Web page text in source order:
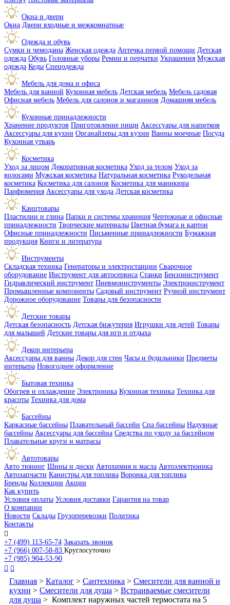
Окна и двери
Окна Двери входные и межкомнатные
Одежда и обувь
Сумки и чемоданы Женская одежда Аптечка первой помощи Детская
одежда Обувь Головные уборы Ремни и перчатки Украшения Мужская
одежда Кеды Спецодежда
Мебель для дома и офиса
Мебель для ванной Кухонная мебель Детская мебель Мебель садовая
Офисная мебель Мебель для салонов и магазинов Домашняя мебель
Кухонные принадлежности
Хранение продуктов Приготовление пищи Аксессуары для напитков
Аксессуары для кухни Органайзеры для кухни Ванны моечные Посуда
Кухонная утварь
Косметика
Уход за лицом Декоративная косметика Уход за телом Уход за
волосами Мужская косметика Натуральная косметика Рукодельная
косметика Косметика для салонов Косметика для маникюра
Парфюмерия Аксессуары для ухода Детская косметика
Канцтовары
Пластилин и глина Папки и системы хранения Чертежные и офисные
принадлежности Творческие материалы Цветная бумага и картон
Офисные принадлежности Письменные принадлежности Бумажная
продукция Книги и литература
Инструменты
Складская техника Генераторы и электростанции Сварочное
оборудование Инструмент для автосервиса Станки Бензоинструмент
Гидравлический инструмент Пневмоинструменты Электроинструмент
Промышленные компоненты Садовый инструмент Ручной инструмент
Дорожное оборудование Товары для безопасности
Детские товары
Детская безопасность Детская бижутерия Игрушки для детей Товары
для малышей Детские товары для игр и отдыха
Декор интерьера
Аксессуары для ванны Декор для стен Часы и будильники Предметы
интерьера Новогоднее оформление
Бытовая техника
Обогрев и охлаждение Электроника Кухонная техника Техника для
красоты Техника для дома
Бассейны
Каркасные бассейны Плавательный бассейн Спа бассейны Надувные
бассейны Аксессуары для бассейна Средства по уходу за бассейном
Плавательные круги и матрасы
Автотовары
Авто тюнинг Шины и диски Автохимия и масла Автоэлектроника
Автозапчасти Канистры для топлива Воронка для топлива
Бренды Коллекции Акции
Как купить
Условия оплаты Условия доставки Гарантия на товар
О компании
Новости Склады Грузоперевозки Политика
Контакты

+7 (499) 113-65-74 Заказать звонок
+7 (966) 007-58-83 Круглосуточно
+7 (985) 904-53-90
 
Главная > Каталог > Сантехника > Смесители для ванной и
кухни > Смесители для душа > Встраиваемые смесители
для душа > Комплект наружных частей термостата на 5